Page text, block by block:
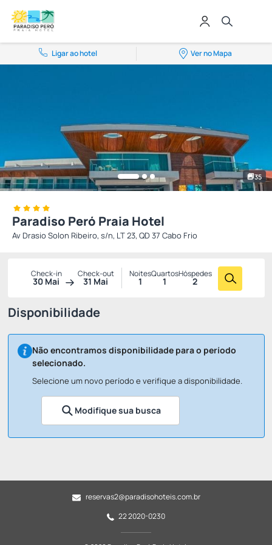
Ligar ao hotel Ver no Mapa
35
Paradiso Peró Praia Hotel
Av Drasio Solon Ribeiro, s/n, LT 23, QD 37 Cabo Frio
Check-in
30 Mai
Check-out
31 Mai
Noites
1
Quartos
1
Hóspedes
2
Disponibilidade
Não encontramos disponibilidade para o período
selecionado.
Selecione um novo período e verifique a disponibilidade.
Modifique sua busca
reservas2@paradisohoteis.com.br
22 2020-0230